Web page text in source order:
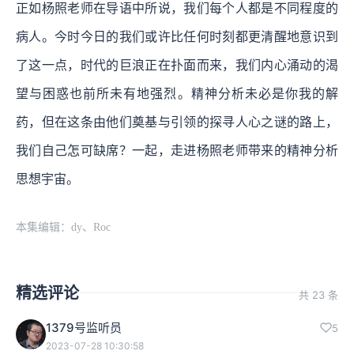
正如杨照老师在导语中所说，我们每个人都是不同程度的
病人。今时今日的我们或许比任何时刻都更清醒地意识到
了这一点，时代的巨浪正在扑面而来，我们内心涌动的渴
望与困惑也前所未有地强烈。精神分析未必是你我的解
药，但在这条由他们奠基与引领的探寻人心之谜的路上，
我们自己怎可缺席？一起，走进杨照老师带来的精神分析
思想宇宙。
本集编辑：dy、Roc
精选评论 共 23 条
1379号监听员 5
2023-07-28 10:30:58